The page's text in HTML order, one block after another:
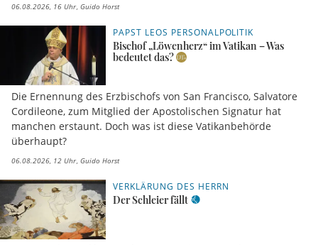
06.08.2026, 16 Uhr Guido Horst
PAPST LEOS PERSONALPOLITIK
Bischof „Löwenherz“ im Vatikan – Was
bedeutet das?
Die Ernennung des Erzbischofs von San Francisco, Salvatore
Cordileone, zum Mitglied der Apostolischen Signatur hat
manchen erstaunt. Doch was ist diese Vatikanbehörde
überhaupt?
06.08.2026, 12 Uhr Guido Horst
VERKLÄRUNG DES HERRN
Der Schleier fällt